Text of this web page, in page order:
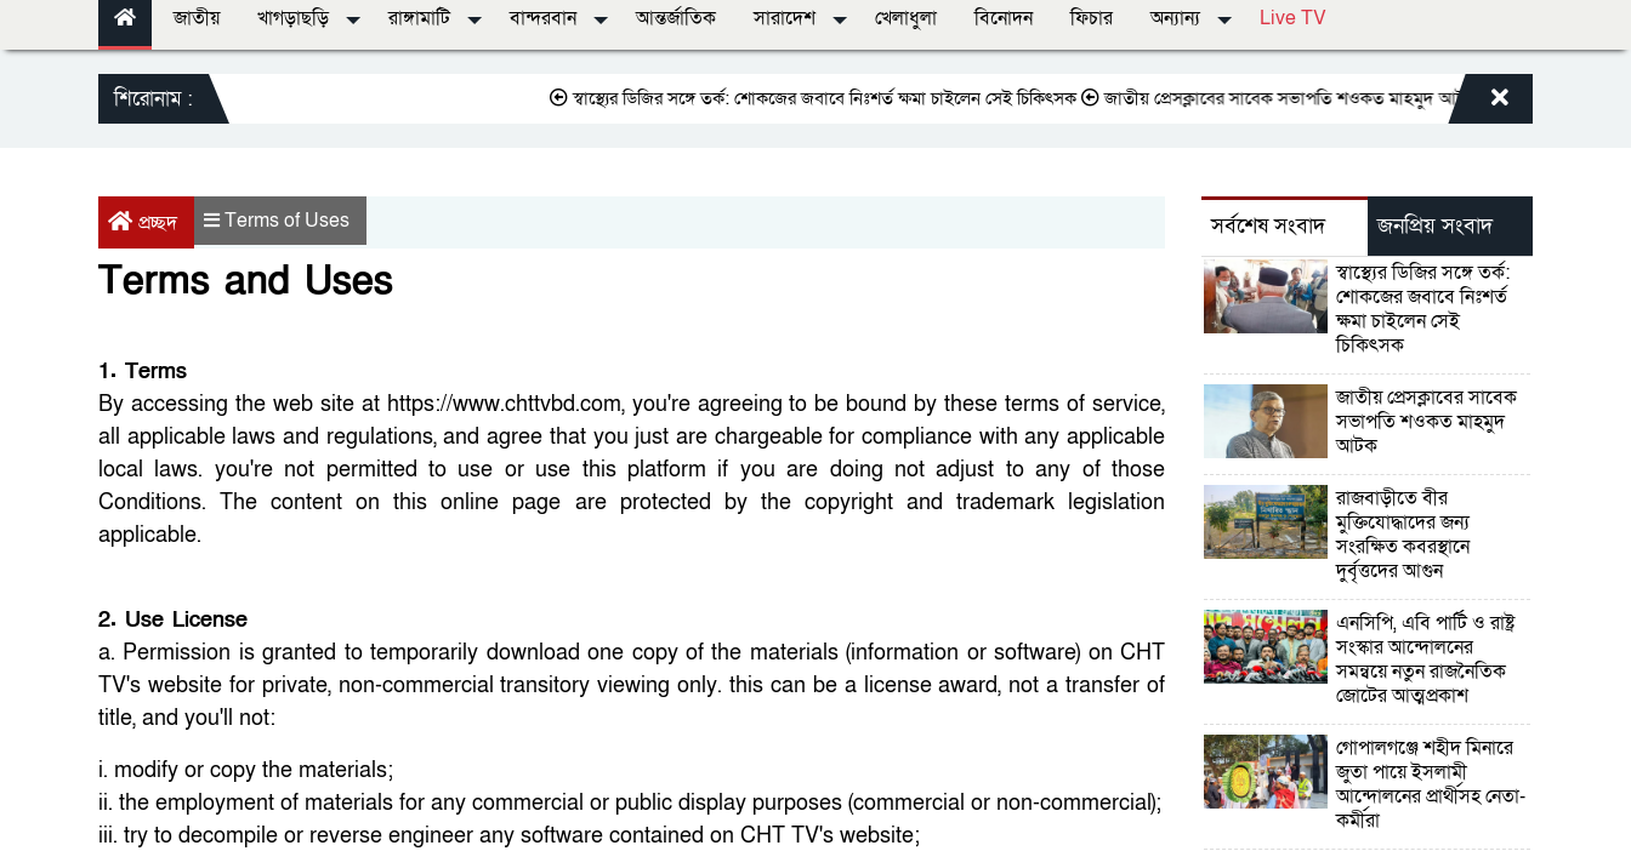
জাতীয় খাগড়াছড়ি রাঙ্গামাটি বান্দরবান আন্তর্জাতিক সারাদেশ খেলাধুলা বিনোদন ফিচার অন্যান্য Live TV
শিরোনাম : স্বাস্থ্যের ডিজির সঙ্গে তর্ক: শোকজের জবাবে নিঃশর্ত ক্ষমা চাইলেন সেই চিকিৎসক জাতীয় প্রেসক্লাবের সাবেক সভাপতি শওকত মাহমুদ আটক রাজবাড়ীতে বীর
প্রচ্ছদ Terms of Uses
Terms and Uses
1. Terms
By accessing the web site at https://www.chttvbd.com, you're agreeing to be bound by these terms of service,
all applicable laws and regulations, and agree that you just are chargeable for compliance with any applicable
local laws. you're not permitted to use or use this platform if you are doing not adjust to any of those
Conditions. The content on this online page are protected by the copyright and trademark legislation
applicable.
2. Use License
a. Permission is granted to temporarily download one copy of the materials (information or software) on CHT
TV's website for private, non-commercial transitory viewing only. this can be a license award, not a transfer of
title, and you'll not:
i. modify or copy the materials;
ii. the employment of materials for any commercial or public display purposes (commercial or non-commercial);
iii. try to decompile or reverse engineer any software contained on CHT TV's website;
সর্বশেষ সংবাদ জনপ্রিয় সংবাদ
স্বাস্থ্যের ডিজির সঙ্গে তর্ক:
শোকজের জবাবে নিঃশর্ত
ক্ষমা চাইলেন সেই
চিকিৎসক
জাতীয় প্রেসক্লাবের সাবেক
সভাপতি শওকত মাহমুদ
আটক
রাজবাড়ীতে বীর
মুক্তিযোদ্ধাদের জন্য
সংরক্ষিত কবরস্থানে
দুর্বৃত্তদের আগুন
এনসিপি, এবি পার্টি ও রাষ্ট্র
সংস্কার আন্দোলনের
সমন্বয়ে নতুন রাজনৈতিক
জোটের আত্মপ্রকাশ
গোপালগঞ্জে শহীদ মিনারে
জুতা পায়ে ইসলামী
আন্দোলনের প্রার্থীসহ নেতা-
কর্মীরা